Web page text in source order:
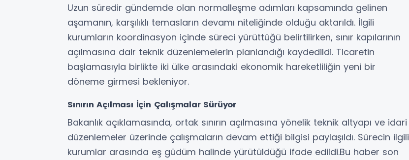
Uzun süredir gündemde olan normalleşme adımları kapsamında gelinen
aşamanın, karşılıklı temasların devamı niteliğinde olduğu aktarıldı. İlgili
kurumların koordinasyon içinde süreci yürüttüğü belirtilirken, sınır kapılarının
açılmasına dair teknik düzenlemelerin planlandığı kaydedildi. Ticaretin
başlamasıyla birlikte iki ülke arasındaki ekonomik hareketliliğin yeni bir
döneme girmesi bekleniyor.
Sınırın Açılması İçin Çalışmalar Sürüyor
Bakanlık açıklamasında, ortak sınırın açılmasına yönelik teknik altyapı ve idari
düzenlemeler üzerinde çalışmaların devam ettiği bilgisi paylaşıldı. Sürecin ilgili
kurumlar arasında eş güdüm halinde yürütüldüğü ifade edildi.Bu haber son